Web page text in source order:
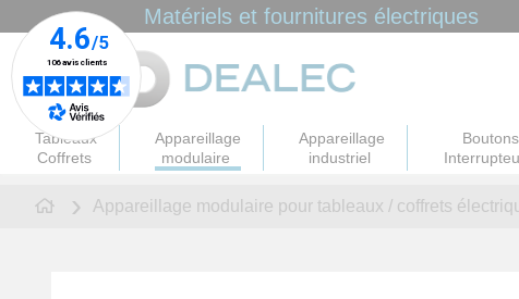
Matériels et fournitures électriques
Tableaux
Coffrets
Appareillage
modulaire
Appareillage
industriel
Boutons
Appareillage modulaire pour tableaux / coffrets
Panneau de gestion des cookies